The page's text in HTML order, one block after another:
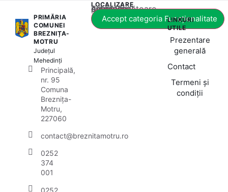
PRIMĂRIA
COMUNEI
BREZNIȚA-
MOTRU
Județul
Mehedinți
Principală,
nr. 95
Comuna
Breznița-
Motru,
227060
contact@breznitamotru.ro
0252
374
001
0252
LOCALIZARE
Acest conținut este blocat până când acceptați categoria corespunzătoare de cookie-uri.
Accept categoria Funcționalitate
LINKURI
UTILE
Prezentare
generală
Contact
Termeni și
condiții